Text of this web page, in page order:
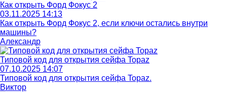
Как открыть Форд Фокус 2
03.11.2025 14:13
Как открыть Форд Фокус 2, если ключи остались внутри
машины?
Александр
Типовой код для открытия сейфа Topaz
07.10.2025 14:07
Типовой код для открытия сейфа Topaz.
Виктор